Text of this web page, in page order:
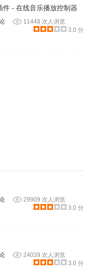
下载的文件，使用本
- 在线音乐播放控制器
11448 次人浏览
3.0 分
29909 次人浏览
3.0 分
24039 次人浏览
3.0 分